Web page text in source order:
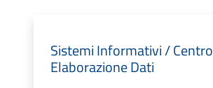
Sistemi Informativi / Centro
Elaborazione Dati